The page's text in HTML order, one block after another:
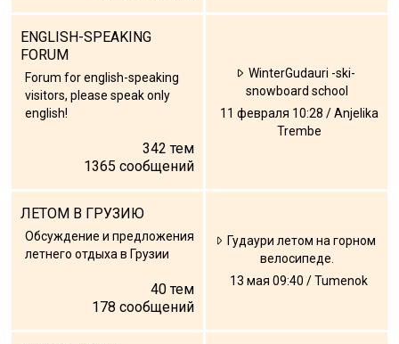
ENGLISH-SPEAKING
FORUM
Forum for english-speaking
visitors, please speak only
english!
342 тем
1365 сообщений
WinterGudauri -ski-
snowboard school
11 февраля 10:28 / Anjelika
Trembe
ЛЕТОМ В ГРУЗИЮ
Обсуждение и предложения
летнего отдыха в Грузии
40 тем
178 сообщений
Гудаури летом на горном
велосипеде.
13 мая 09:40 / Tumenok